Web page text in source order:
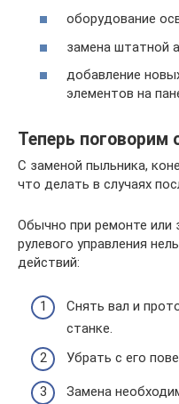
оборудование
замена штатной
добавление
элементов на
Теперь поговорим
С заменой пыльника,
что делать в случаях
Обычно при ремонте или
рулевого управления
действий:
Снять вал и
станке.
Убрать с его
Замена